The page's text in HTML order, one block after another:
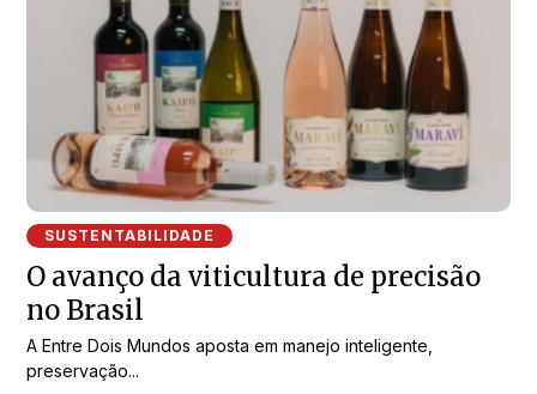
SUSTENTABILIDADE
O avanço da viticultura de precisão
no Brasil
A Entre Dois Mundos aposta em manejo inteligente,
preservação...